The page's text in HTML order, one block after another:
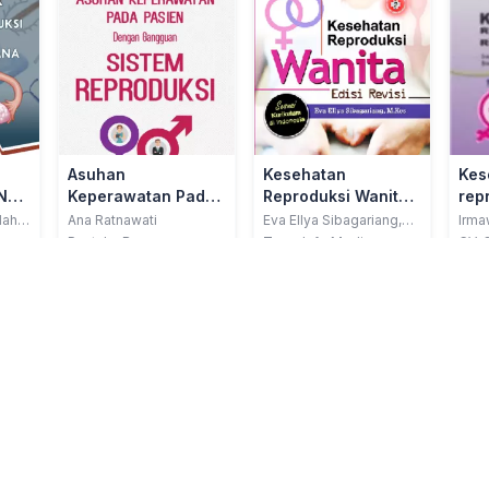
Asuhan
Keperawatan Pada
Pasien Dengan
Gangguan Sistem
Ana Ratnawati
Pustaka Baru
Kesehatan
Reproduksi Wanita -
Edisi Revisi (Sesuai
Kurikulum di
Eva Ellya Sibagariang,
M.Kes
Trans Info Media
CV.